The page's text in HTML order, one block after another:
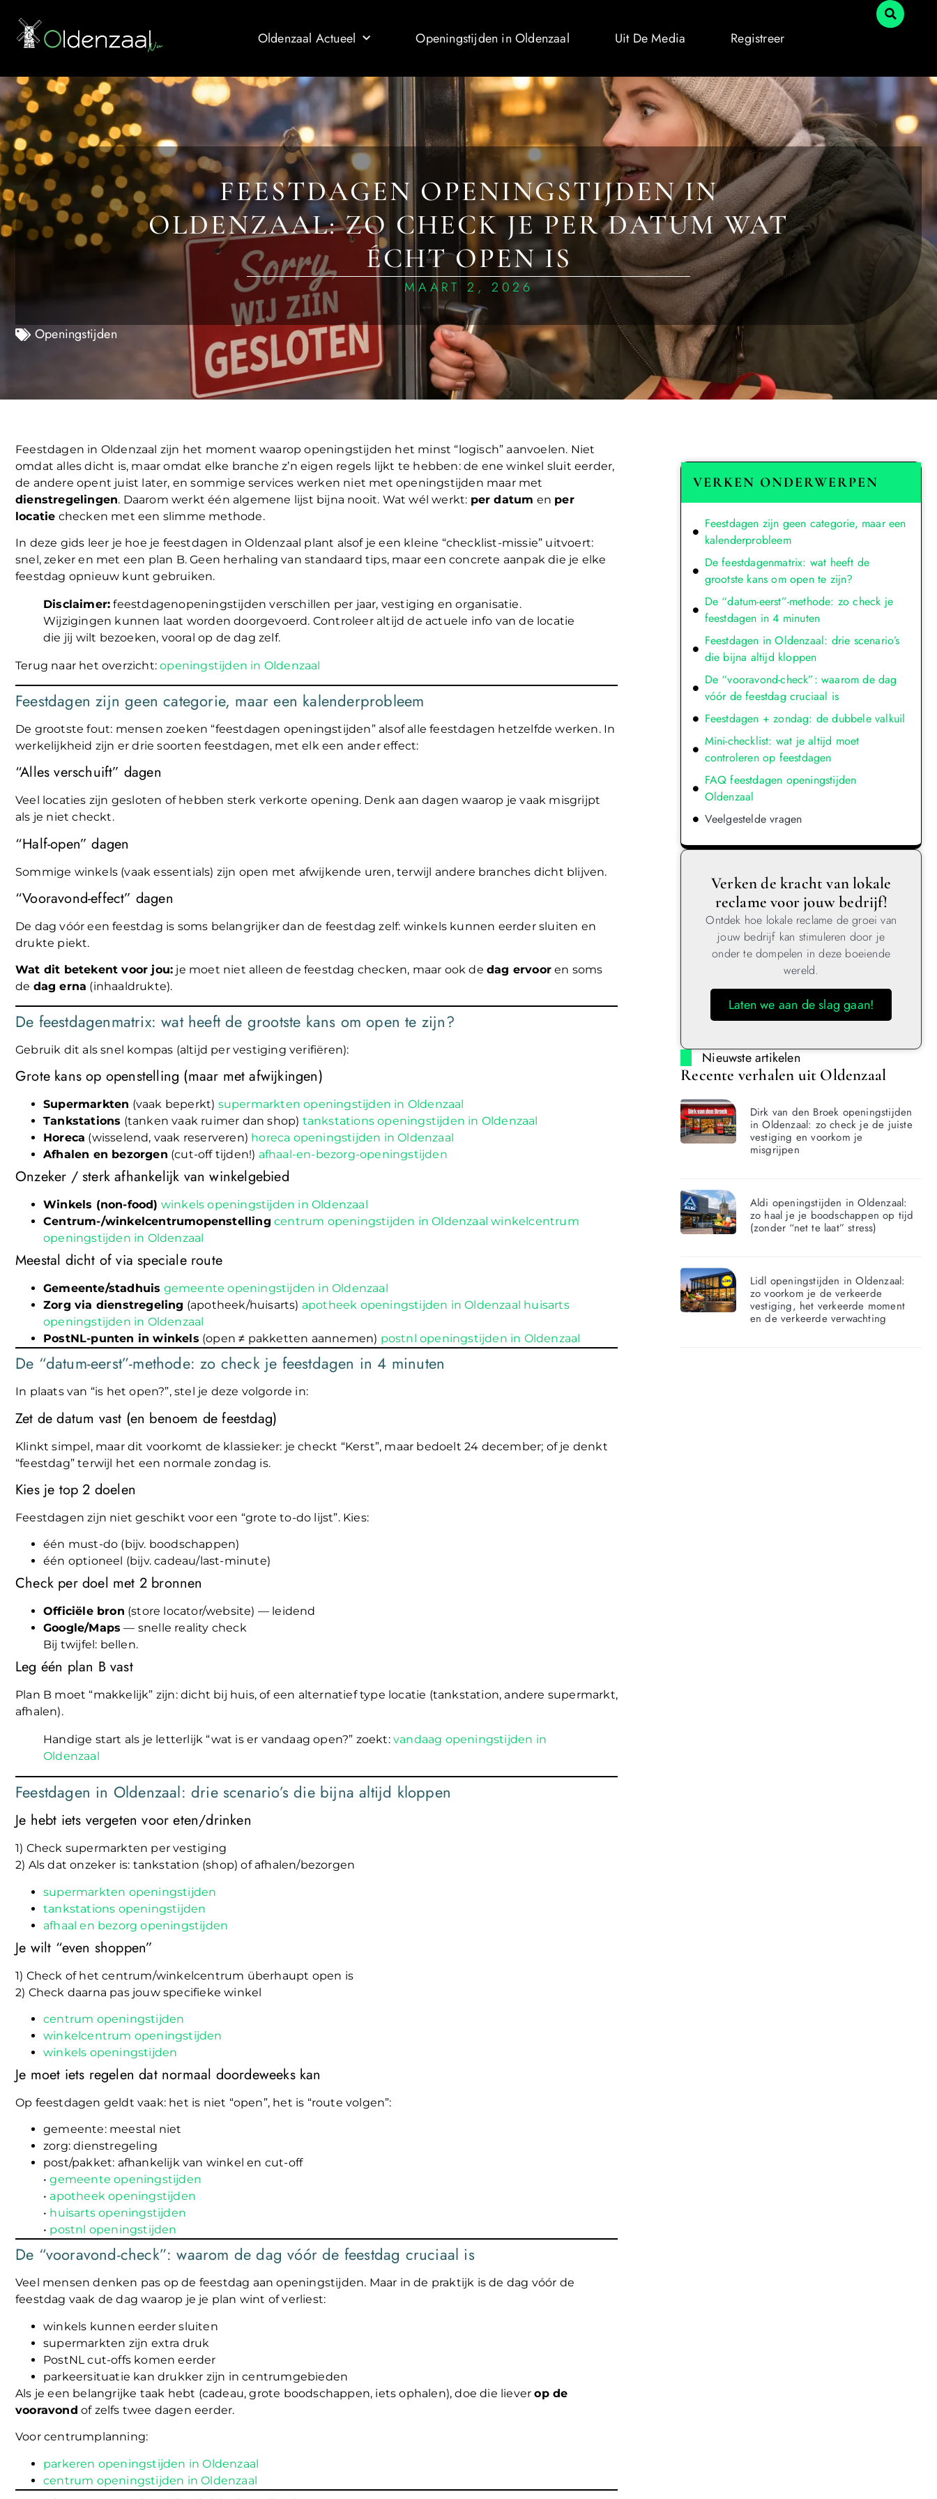
Oldenzaal Actueel Openingstijden in Oldenzaal Uit De Media Registreer
FEESTDAGEN OPENINGSTIJDEN IN
OLDENZAAL: ZO CHECK JE PER DATUM WAT
ÉCHT OPEN IS
MAART 2, 2026
Openingstijden
Feestdagen in Oldenzaal zijn het moment waarop openingstijden het minst “logisch” aanvoelen. Niet
omdat alles dicht is, maar omdat elke branche z’n eigen regels lijkt te hebben: de ene winkel sluit eerder,
de andere opent juist later, en sommige services werken niet met openingstijden maar met
dienstregelingen. Daarom werkt één algemene lijst bijna nooit. Wat wél werkt: per datum en per
locatie checken met een slimme methode.
In deze gids leer je hoe je feestdagen in Oldenzaal plant alsof je een kleine “checklist-missie” uitvoert:
snel, zeker en met een plan B. Geen herhaling van standaard tips, maar een concrete aanpak die je elke
feestdag opnieuw kunt gebruiken.
Disclaimer: feestdagenopeningstijden verschillen per jaar, vestiging en organisatie.
Wijzigingen kunnen laat worden doorgevoerd. Controleer altijd de actuele info van de locatie
die jij wilt bezoeken, vooral op de dag zelf.
Terug naar het overzicht:openingstijden in Oldenzaal
Feestdagen zijn geen categorie, maar een kalenderprobleem
De grootste fout: mensen zoeken “feestdagen openingstijden” alsof alle feestdagen hetzelfde werken. In
werkelijkheid zijn er drie soorten feestdagen, met elk een ander effect:
“Alles verschuift” dagen
Veel locaties zijn gesloten of hebben sterk verkorte opening. Denk aan dagen waarop je vaak misgrijpt
als je niet checkt.
“Half-open” dagen
Sommige winkels (vaak essentials) zijn open met afwijkende uren, terwijl andere branches dicht blijven.
“Vooravond-effect” dagen
De dag vóór een feestdag is soms belangrijker dan de feestdag zelf: winkels kunnen eerder sluiten en
drukte piekt.
Wat dit betekent voor jou: je moet niet alleen de feestdag checken, maar ook dedag ervoor en soms
de dag erna (inhaaldrukte).
De feestdagenmatrix: wat heeft de grootste kans om open te zijn?
Gebruik dit als snel kompas (altijd per vestiging verifiëren):
Grote kans op openstelling (maar met afwijkingen)
Supermarkten (vaak beperkt) supermarkten openingstijden in Oldenzaal
Tankstations (tanken vaak ruimer dan shop) tankstations openingstijden in Oldenzaal
Horeca (wisselend, vaak reserveren) horeca openingstijden in Oldenzaal
Afhalen en bezorgen (cut-off tijden!) afhaal-en-bezorg-openingstijden
Onzeker / sterk afhankelijk van winkelgebied
Winkels (non-food) winkels openingstijden in Oldenzaal
Centrum-/winkelcentrumopenstelling centrum openingstijden in Oldenzaal winkelcentrum
openingstijden in Oldenzaal
Meestal dicht of via speciale route
Gemeente/stadhuis gemeente openingstijden in Oldenzaal
Zorg via dienstregeling (apotheek/huisarts) apotheek openingstijden in Oldenzaal huisarts
openingstijden in Oldenzaal
PostNL-punten in winkels (open ≠ pakketten aannemen) postnl openingstijden in Oldenzaal
De “datum-eerst”-methode: zo check je feestdagen in 4 minuten
In plaats van “is het open?”, stel je deze volgorde in:
Zet de datum vast (en benoem de feestdag)
Klinkt simpel, maar dit voorkomt de klassieker: je checkt “Kerst”, maar bedoelt 24 december; of je denkt
“feestdag” terwijl het een normale zondag is.
Kies je top 2 doelen
Feestdagen zijn niet geschikt voor een “grote to-do lijst”. Kies:
één must-do (bijv. boodschappen)
één optioneel (bijv. cadeau/last-minute)
Check per doel met 2 bronnen
Officiële bron (store locator/website) — leidend
Google/Maps — snelle reality check
Bij twijfel: bellen.
Leg één plan B vast
Plan B moet “makkelijk” zijn: dicht bij huis, of een alternatief type locatie (tankstation, andere supermarkt,
afhalen).
Handige start als je letterlijk “wat is er vandaag open?” zoekt:vandaag openingstijden in
Oldenzaal
Feestdagen in Oldenzaal: drie scenario’s die bijna altijd kloppen
Je hebt iets vergeten voor eten/drinken
1) Check supermarkten per vestiging
2) Als dat onzeker is: tankstation (shop) of afhalen/bezorgen
supermarkten openingstijden
tankstations openingstijden
afhaal en bezorg openingstijden
Je wilt “even shoppen”
1) Check of het centrum/winkelcentrum überhaupt open is
2) Check daarna pas jouw specifieke winkel
centrum openingstijden
winkelcentrum openingstijden
winkels openingstijden
Je moet iets regelen dat normaal doordeweeks kan
Op feestdagen geldt vaak: het is niet “open”, het is “route volgen”:
gemeente: meestal niet
zorg: dienstregeling
post/pakket: afhankelijk van winkel en cut-off
•gemeente openingstijden
• apotheek openingstijden
• huisarts openingstijden
• postnl openingstijden
De “vooravond-check”: waarom de dag vóór de feestdag cruciaal is
Veel mensen denken pas op de feestdag aan openingstijden. Maar in de praktijk is de dag vóór de
feestdag vaak de dag waarop je je plan wint of verliest:
winkels kunnen eerder sluiten
supermarkten zijn extra druk
PostNL cut-offs komen eerder
parkeersituatie kan drukker zijn in centrumgebieden
Als je een belangrijke taak hebt (cadeau, grote boodschappen, iets ophalen), doe die lieverop de
vooravond of zelfs twee dagen eerder.
Voor centrumplanning:
parkeren openingstijden in Oldenzaal
centrum openingstijden in Oldenzaal
VERKEN ONDERWERPEN
Feestdagen zijn geen categorie, maar een
kalenderprobleem
De feestdagenmatrix: wat heeft de
grootste kans om open te zijn?
De “datum-eerst”-methode: zo check je
feestdagen in 4 minuten
Feestdagen in Oldenzaal: drie scenario’s
die bijna altijd kloppen
De “vooravond-check”: waarom de dag
vóór de feestdag cruciaal is
Feestdagen + zondag: de dubbele valkuil
Mini-checklist: wat je altijd moet
controleren op feestdagen
FAQ feestdagen openingstijden
Oldenzaal
Veelgestelde vragen
Verken de kracht van lokale
reclame voor jouw bedrijf!
Ontdek hoe lokale reclame de groei van
jouw bedrijf kan stimuleren door je
onder te dompelen in deze boeiende
wereld.
Laten we aan de slag gaan!
Nieuwste artikelen
Recente verhalen uit Oldenzaal
Dirk van den Broek openingstijden
in Oldenzaal: zo check je de juiste
vestiging en voorkom je
misgrijpen
Aldi openingstijden in Oldenzaal:
zo haal je je boodschappen op tijd
(zonder “net te laat” stress)
Lidl openingstijden in Oldenzaal:
zo voorkom je de verkeerde
vestiging, het verkeerde moment
en de verkeerde verwachting